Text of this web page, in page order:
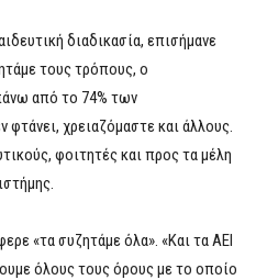
διαδικασία, επισήμανε
τους τρόπους, ο
από το 74% των
χρειαζόμαστε και άλλους.
φοιτητές και προς τα μέλη
«τα συζητάμε όλα». «Και τα ΑΕΙ
όλους τους όρους με το οποίο